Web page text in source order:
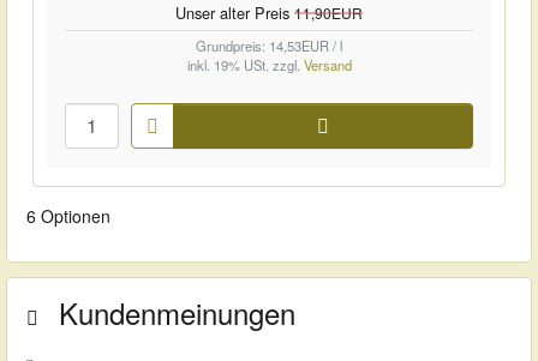
Unser alter Preis 11,90EUR
Grundpreis: 14,53EUR / l
inkl. 19% USt. zzgl. Versand
6 Optionen
Kundenmeinungen